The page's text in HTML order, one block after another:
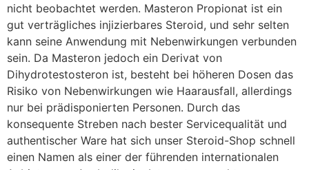
nicht beobachtet werden. Masteron Propionat ist ein
gut verträgliches injizierbares Steroid, und sehr selten
kann seine Anwendung mit Nebenwirkungen verbunden
sein. Da Masteron jedoch ein Derivat von
Dihydrotestosteron ist, besteht bei höheren Dosen das
Risiko von Nebenwirkungen wie Haarausfall, allerdings
nur bei prädisponierten Personen. Durch das
konsequente Streben nach bester Servicequalität und
authentischer Ware hat sich unser Steroid-Shop schnell
einen Namen als einer der führenden internationalen